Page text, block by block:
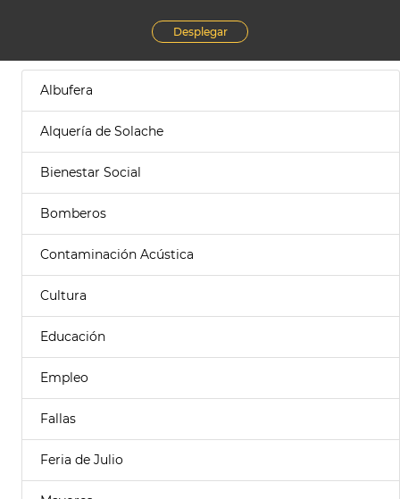
Desplegar
Albufera
Alquería de Solache
Bienestar Social
Bomberos
Contaminación Acústica
Cultura
Educación
Empleo
Fallas
Feria de Julio